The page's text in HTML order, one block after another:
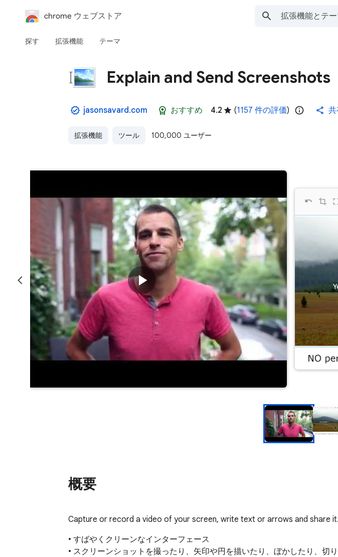
chrome ウェブストア
探す 拡張機能 テーマ
Explain and Send Screenshots
jasonsavard.com おすすめ 4.2 (1157 件の評価)
拡張機能 ツール 100,000 ユーザー
概要
Capture or record a video of your screen, write text or arrows and share
• すばやくクリーンなインターフェース
• スクリーンショットを撮ったり、矢印や円を描いたり、ぼかしたり、切り